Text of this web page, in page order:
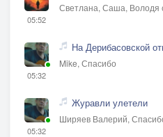
05:52
Светлана, Саша, Володя
05:32
На Дерибасовской
Mike, Спасибо
05:32
Журавли улетели
Ширяев Валерий,